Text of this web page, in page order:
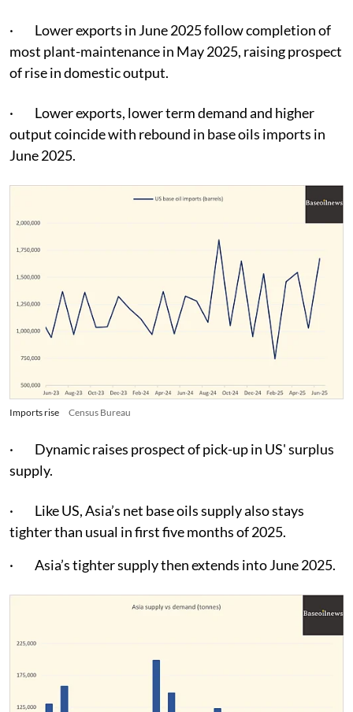
· Lower exports in June 2025 follow completion of
most plant-maintenance in May 2025, raising prospect
of rise in domestic output.
· Lower exports, lower term demand and higher
output coincide with rebound in base oils imports in
June 2025.
Imports rise Census Bureau
· Dynamic raises prospect of pick-up in US' surplus
supply.
· Like US, Asia’s net base oils supply also stays
tighter than usual in first five months of 2025.
· Asia’s tighter supply then extends into June 2025.